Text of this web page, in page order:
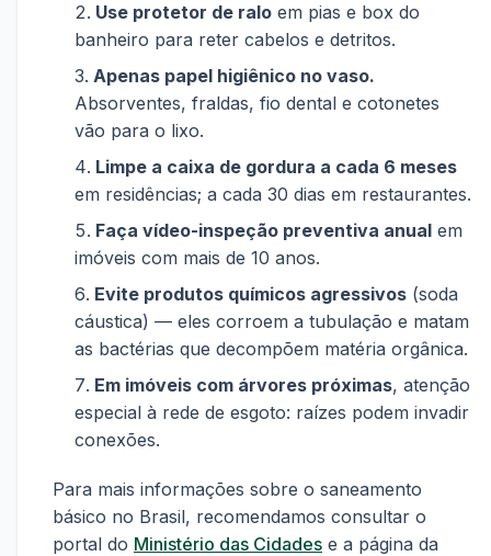
Use protetor de ralo em pias e box do
banheiro para reter cabelos e detritos.
Apenas papel higiênico no vaso.
Absorventes, fraldas, fio dental e cotonetes
vão para o lixo.
Limpe a caixa de gordura a cada 6 meses
em residências; a cada 30 dias em restaurantes.
Faça vídeo-inspeção preventiva anual em
imóveis com mais de 10 anos.
Evite produtos químicos agressivos (soda
cáustica) — eles corroem a tubulação e matam
as bactérias que decompõem matéria orgânica.
Em imóveis com árvores próximas, atenção
especial à rede de esgoto: raízes podem invadir
conexões.
Para mais informações sobre o saneamento
básico no Brasil, recomendamos consultar o
portal do Ministério das Cidades e a página da